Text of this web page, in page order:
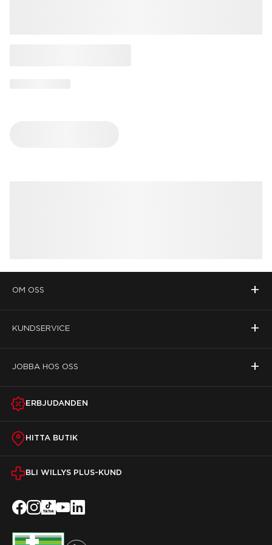
OM OSS +
KUNDSERVICE +
JOBBA HOS OSS +
ERBJUDANDEN
HITTA BUTIK
BLI WILLYS PLUS-KUND